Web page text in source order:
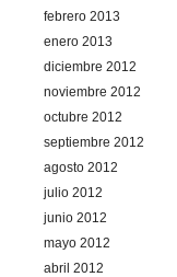
febrero 2013
enero 2013
diciembre 2012
noviembre 2012
octubre 2012
septiembre 2012
agosto 2012
julio 2012
junio 2012
mayo 2012
abril 2012